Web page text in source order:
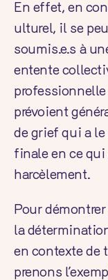
En effet, en
ulturel, il se
soumis.e.s à
entente
professionnelle
prévoient
de grief qui a
finale en ce
harcèlement.
Pour
la
en contexte de
prenons